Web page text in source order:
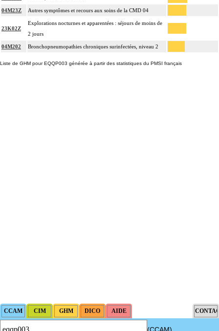
04M23Z Autres symptômes et recours aux soins de la CMD 04
23K02Z
Explorations nocturnes et apparentées : séjours de moins de
2 jours
04M202 Bronchopneumopathies chroniques surinfectées, niveau 2
Liste de GHM pour EQQP003 générée à partir des statistiques du PMSI français